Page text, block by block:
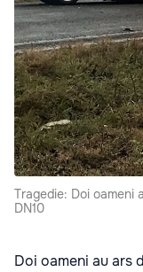
Tragedie: Doi
DN10
Doi oameni au ars